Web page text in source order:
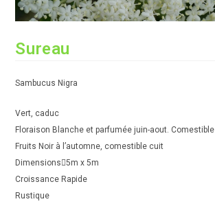
Sureau
Sambucus Nigra
Vert, caduc
Floraison Blanche et parfumée juin-aout. Comestible
Fruits Noir à l’automne, comestible cuit
Dimensions5m x 5m
Croissance Rapide
Rustique